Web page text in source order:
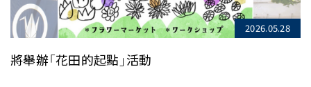
2026.05.28
將舉辦「花田的起點」活動